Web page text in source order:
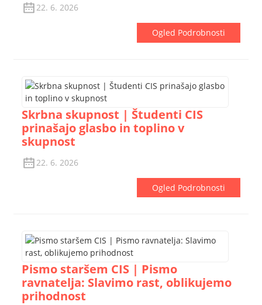
22. 6. 2026
Ogled Podrobnosti
Skrbna skupnost | Študenti CIS
prinašajo glasbo in toplino v
skupnost
22. 6. 2026
Ogled Podrobnosti
Pismo staršem CIS | Pismo
ravnatelja: Slavimo rast, oblikujemo
prihodnost